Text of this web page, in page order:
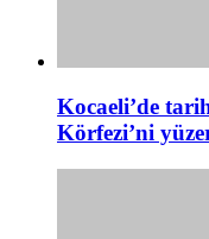
Kocaeli’de
Körfezi’ni